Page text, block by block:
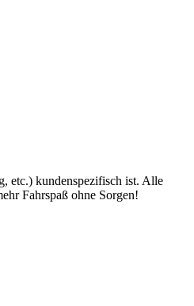
etc.) kundenspezifisch ist. Alle
Fahrspaß ohne Sorgen!